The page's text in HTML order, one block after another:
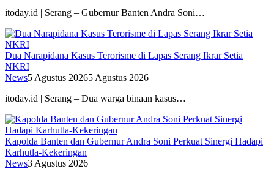
itoday.id | Serang – Gubernur Banten Andra Soni…
Dua Narapidana Kasus Terorisme di Lapas Serang Ikrar Setia
NKRI
News5 Agustus 20265 Agustus 2026
itoday.id | Serang – Dua warga binaan kasus…
Kapolda Banten dan Gubernur Andra Soni Perkuat Sinergi Hadapi
Karhutla-Kekeringan
News3 Agustus 2026